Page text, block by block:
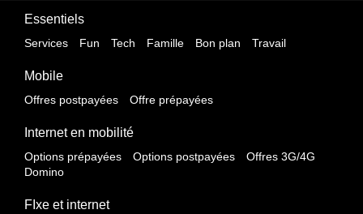
Essentiels
Services Fun Tech Famille Bon plan Travail
Mobile
Offres postpayées Offre prépayées
Internet en mobilité
Options prépayées Options postpayées
Offres 3G/4G
Domino
FIxe et internet